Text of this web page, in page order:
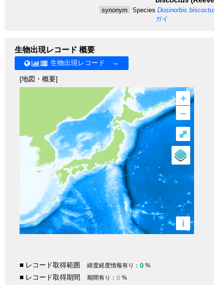
synonym Species Dosinorbis biscoctus
ガイ
生物出現レコード 概要
生物出現レコード →
[地図・概要]
+
–
i
⤢
■ レコード取得範囲 緯度経度情報有り： 0 %
■ レコード取得期間 期間有り： 0 %